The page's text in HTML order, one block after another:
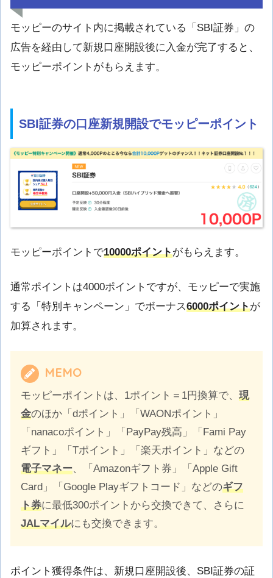
モッピーのサイト内に掲載されている「SBI証券」の
広告を経由して新規口座開設後に入金が完了すると、
モッピーポイントがもらえます。
SBI証券の口座新規開設でモッピーポイント
モッピーポイントで10000ポイントがもらえます。
通常ポイントは4000ポイントですが、モッピーで実施
する「特別キャンペーン」でボーナス6000ポイントが
加算されます。
MEMO
モッピーポイントは、1ポイント＝1円換算で、 現
金のほか「dポイント」「WAONポイント」
「nanacoポイント」「PayPay残高」「Fami Pay
ギフト」「Tポイント」「楽天ポイント」などの
電子マネー、「Amazonギフト券」「Apple Gift
Card」「Google Playギフトコード」などのギフ
ト券に最低300ポイントから交換できて、さらに
JALマイルにも交換できます。
ポイント獲得条件は、新規口座開設後、SBI証券の証